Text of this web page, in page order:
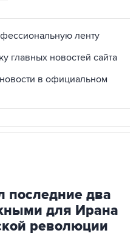
ленту
главных новостей сайта
в официальном
последние два
для Ирана
революции